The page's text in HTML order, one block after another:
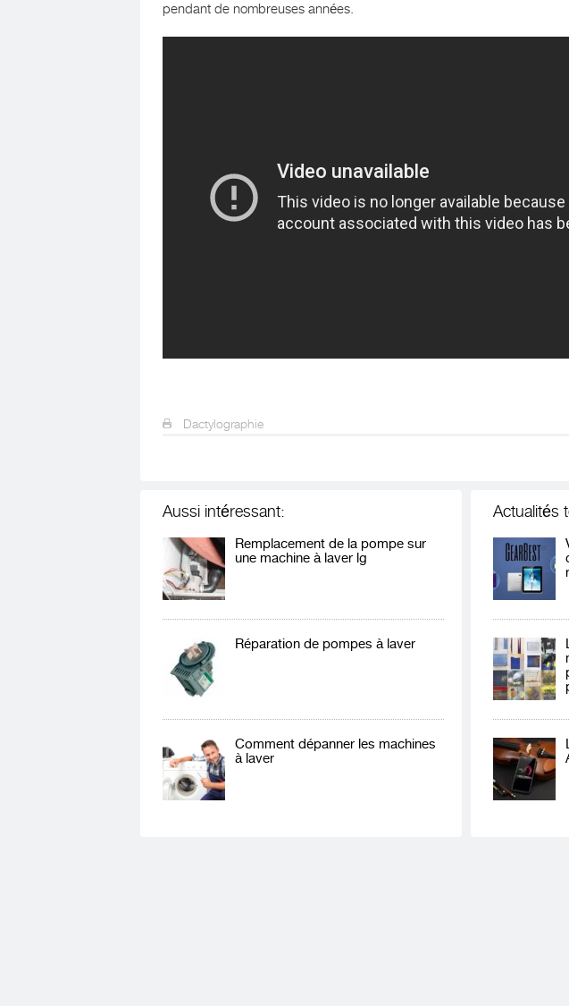
pendant de nombreuses années.
Dactylographie
Aussi intéressant:
Remplacement de la pompe sur
une machine à laver lg
Réparation de pompes à laver
Comment dépanner les machines
à laver
Actualités